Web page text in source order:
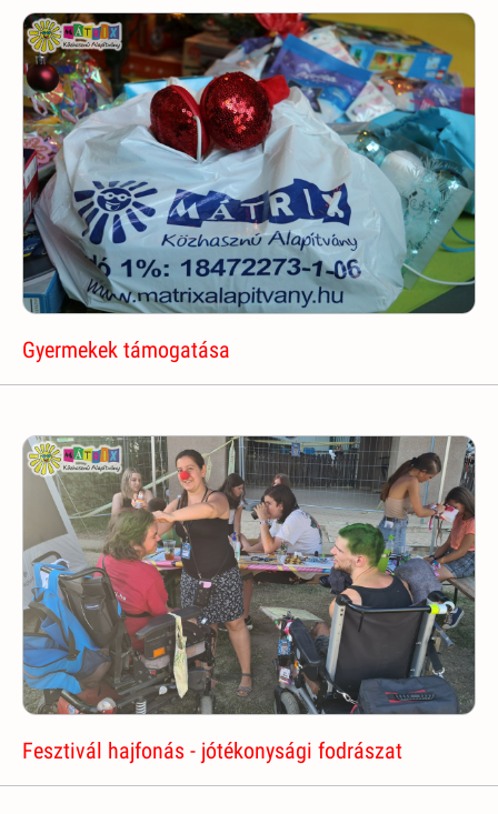
Gyermekek támogatása
Fesztivál hajfonás - jótékonysági fodrászat